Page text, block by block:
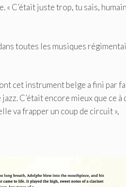
« C’était juste trop, tu sais,
toutes les musiques
cet instrument belge a fini par
C’était encore mieux que ce à
va frapper un coup de circuit »,